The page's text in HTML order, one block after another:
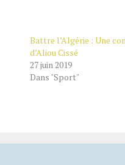
Battre l’Algérie : Une
d’Aliou Cissé
27 juin 2019
Dans "Sport"